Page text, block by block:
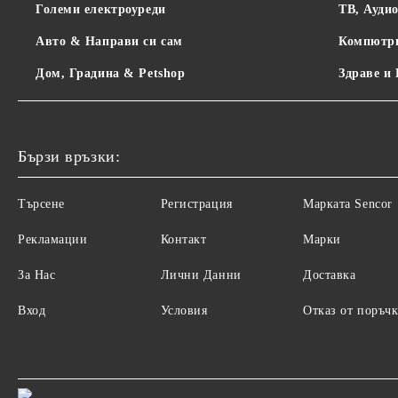
Големи електроуреди
Авто & Направи си сам
Дом, Градина & Petshop
ТВ,
Здраве и
Бързи връзки:
Търсене
Рекламации
За Нас
Вход
Регистрация
Контакт
Лични Данни
Условия
Maрката Sencor
Марки
Доставка
Отказ от